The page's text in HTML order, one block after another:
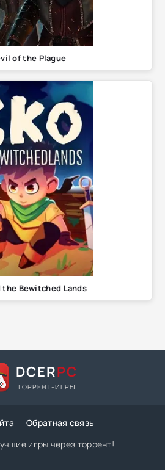
of the Plague
the Bewitched Lands
DCERPC
ТОРРЕНТ-ИГРЫ
Обратная связь
игры через торрент!